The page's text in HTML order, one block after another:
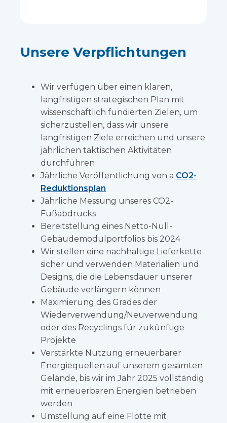
Unsere Verpflichtungen
Wir verfügen über einen klaren,
langfristigen strategischen Plan mit
wissenschaftlich fundierten Zielen, um
sicherzustellen, dass wir unsere
langfristigen Ziele erreichen und unsere
jährlichen taktischen Aktivitäten
durchführen
Jährliche Veröffentlichung von a CO2-
Reduktionsplan
Jährliche Messung unseres CO2-
Fußabdrucks
Bereitstellung eines Netto-Null-
Gebäudemodulportfolios bis 2024
Wir stellen eine nachhaltige Lieferkette
sicher und verwenden Materialien und
Designs, die die Lebensdauer unserer
Gebäude verlängern können
Maximierung des Grades der
Wiederverwendung/Neuverwendung
oder des Recyclings für zukünftige
Projekte
Verstärkte Nutzung erneuerbarer
Energiequellen auf unserem gesamten
Gelände, bis wir im Jahr 2025 vollständig
mit erneuerbaren Energien betrieben
werden
Umstellung auf eine Flotte mit